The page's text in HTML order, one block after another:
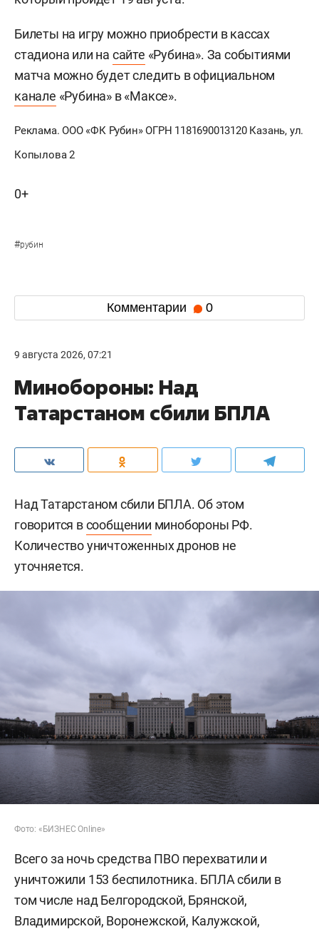
Билеты на игру можно приобрести в кассах
стадиона или на сайте «Рубина». За событиями
матча можно будет следить в официальном
канале «Рубина» в «Максе».
Реклама. ООО «ФК Рубин» ОГРН 1181690013120 Казань, ул.
Копылова 2
0+
#рубин
Комментарии 0
9 августа 2026, 07:21
Минобороны: Над
Татарстаном сбили БПЛА
Над Татарстаном сбили БПЛА. Об этом
говорится всообщении минобороны РФ.
Количество уничтоженных дронов не
уточняется.
Фото: «БИЗНЕС Online»
Всего за ночь средства ПВО перехватили и
уничтожили 153 беспилотника. БПЛА сбили в
том числе над Белгородской, Брянской,
Владимирской, Воронежской, Калужской,